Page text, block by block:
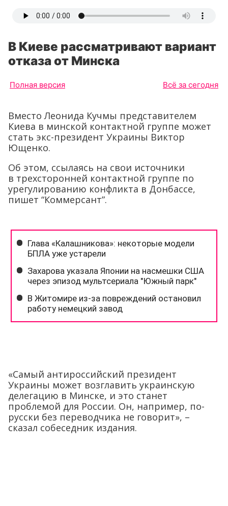
В Киеве рассматривают вариант
отказа от Минска
Полная версия Всё за сегодня
Вместо Леонида Кучмы представителем
Киева в минской контактной группе может
стать экс-президент Украины Виктор
Ющенко.
Об этом, ссылаясь на свои источники
в трехсторонней контактной группе по
урегулированию конфликта в Донбассе,
пишет “Коммерсант”.
«Самый антироссийский президент
Украины может возглавить украинскую
делегацию в Минске, и это станет
проблемой для России. Он, например, по-
русски без переводчика не говорит», –
сказал собеседник издания.